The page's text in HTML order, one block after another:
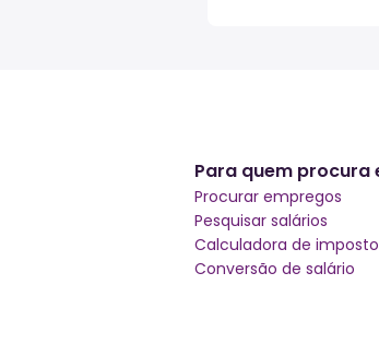
Para quem procura
Procurar empregos
Pesquisar salários
Calculadora de
Conversão de salário